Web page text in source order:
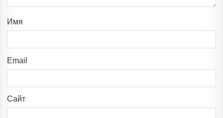
Имя
Email
Сайт